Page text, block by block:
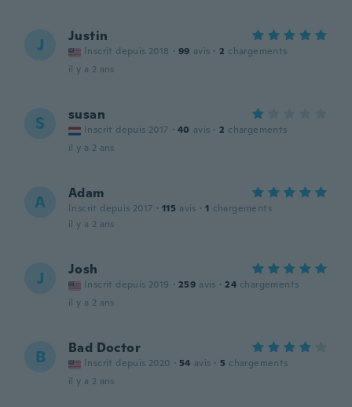
J Justin
Inscrit depuis 2018 · 99 avis · 2 chargements
il y a 2 ans
S susan
Inscrit depuis 2017 · 40 avis · 2 chargements
il y a 2 ans
A Adam
Inscrit depuis 2017 · 115 avis · 1 chargements
il y a 2 ans
J Josh
Inscrit depuis 2019 · 259 avis · 24 chargements
il y a 2 ans
B Bad Doctor
Inscrit depuis 2020 · 54 avis · 5 chargements
il y a 2 ans